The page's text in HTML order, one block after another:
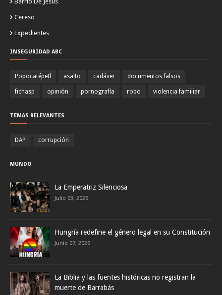
Cereso
Expedientes
INSEGURIDAD ABC
Popocatépetl asalto cadáver documentos falsos
fichasp opinión pornografía robo violencia familiar
TEMAS RELEVANTES
DAP corrupción
MUNDO
La Emperatriz Silenciosa
Julio 03, 2026
Hungría redefine el género legal en su Constitución
Junio 07, 2026
La Biblia y las fuentes históricas no registran la
muerte de Barrabás